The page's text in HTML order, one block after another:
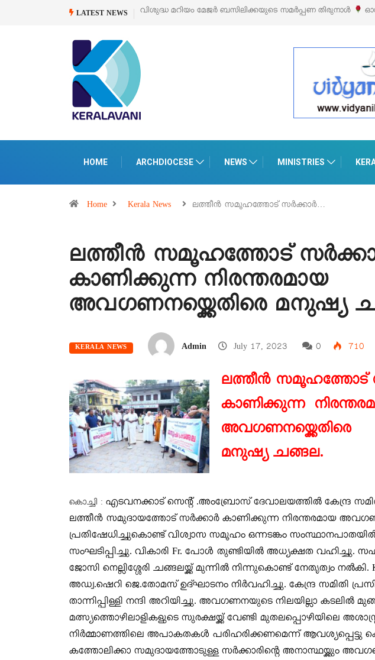
LATEST NEWS വിശുദ്ധ മറിയം മേജർ ബസിലിക്കയുടെ സമർപ്പണ തിരുനാൾ
HOME ARCHDIOCESE NEWS MINISTRIES
Home Kerala News ലത്തീൻ സമൂഹത്തോട് സർക്കാർ…
ലത്തീൻ സമൂഹത്തോട്
കാണിക്കുന്ന നിരന്തരമായ
അവഗണനയ്ക്കെതിരെ മനുഷ്യ
KERALA NEWS Admin July 17, 2023 0 710
ലത്തീൻ സമൂഹത്തോട്
കാണിക്കുന്ന
അവഗണനയ്ക്കെതിരെ
മനുഷ്യ ചങ്ങല.
കൊച്ചി : എടവനക്കാട് സെന്റ് .അംബ്രോസ് ദേവാലയത്തിൽ കേന്ദ്ര
ലത്തീൻ സമുദായത്തോട് സർക്കാർ കാണിക്കുന്ന നിരന്തരമായ
പ്രതിഷേധിച്ചുകൊണ്ട് വിശ്വാസ സമൂഹം ഒന്നടങ്കം
സംഘടിപ്പിച്ചു. വികാരി Fr. പോൾ തുണ്ടിയിൽ അധ്യക്ഷത വഹിച്ചു.
ജോസി നെല്ലിശ്ശേരി ചങ്ങലയ്ക്ക് മുന്നിൽ നിന്നുകൊണ്ട് നേതൃത്വം
അഡ്വ.ഷെറി ജെ.തോമസ് ഉദ്ഘാടനം നിർവഹിച്ചു. കേന്ദ്ര സമിതി
താന്നിപ്പിള്ളി നന്ദി അറിയിച്ചു. അവഗണനയുടെ നിലയില്ലാ കടലിൽ
മത്സ്യത്തൊഴിലാളികളുടെ സുരക്ഷയ്ക്ക് വേണ്ടി മുതലപ്പൊഴിയിലെ
നിർമ്മാണത്തിലെ അപാകതകൾ പരിഹരിക്കണമെന്ന് ആവശ്യപ്പെട്ടു
കത്തോലിക്കാ സമുദായത്തോടുള്ള സർക്കാരിന്റെ അനാസ്ഥയ്ക്കും